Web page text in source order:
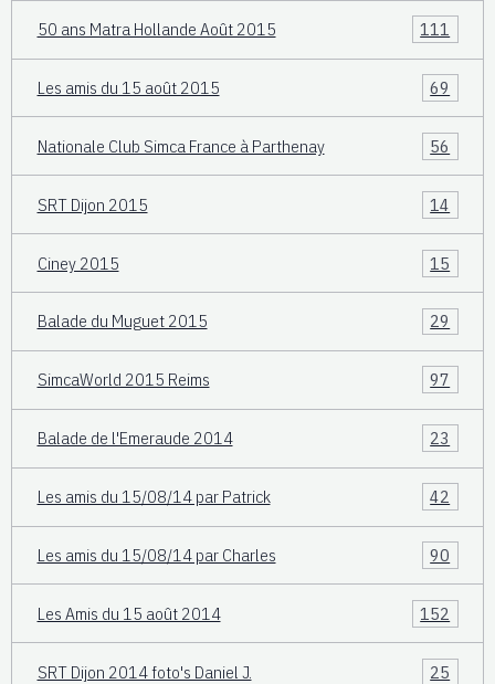
50 ans Matra Hollande Août 2015 111
Les amis du 15 août 2015 69
Nationale Club Simca France à Parthenay 56
SRT Dijon 2015 14
Ciney 2015 15
Balade du Muguet 2015 29
SimcaWorld 2015 Reims 97
Balade de l'Emeraude 2014 23
Les amis du 15/08/14 par Patrick 42
Les amis du 15/08/14 par Charles 90
Les Amis du 15 août 2014 152
SRT Dijon 2014 foto's Daniel J. 25